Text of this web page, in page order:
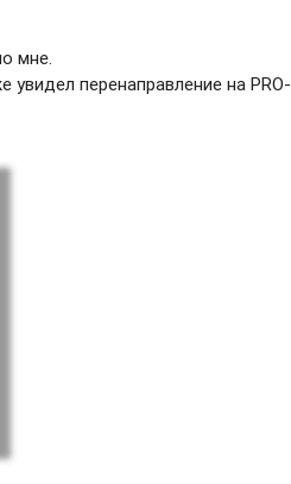
мне.
перенаправление на PRO-